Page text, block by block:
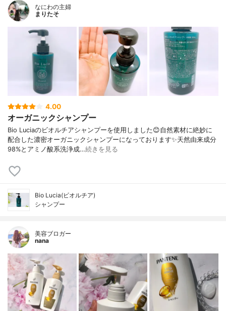
なにわの主婦
まりたそ
4.00
オーガニックシャンプー
Bio Luciaのビオルチアシャンプーを使用しました😊自然素材に絶妙に
配合した濃密オーガニックシャンプーになっております✨天然由来成分
98%とアミノ酸系洗浄成…続きを見る
Bio Lucia(ビオルチア)
シャンプー
美容ブロガー
nana